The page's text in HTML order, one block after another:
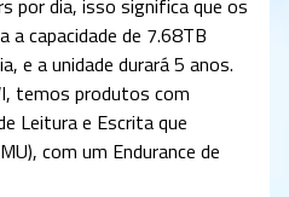
por dia, isso significa que os
capacidade de 7.68TB
e a unidade durará 5 anos.
temos produtos com
Leitura e Escrita que
com um Endurance de